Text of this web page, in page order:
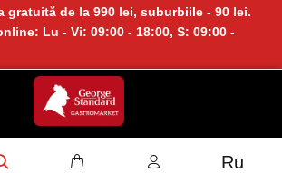
gratuită de la 990 lei, suburbiile - 90 lei.
Lu - Vi: 09:00 - 18:00, S: 09:00 -
Ru